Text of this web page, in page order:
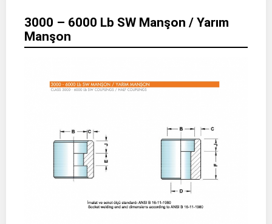
3000 – 6000 Lb SW Manşon / Yarım
Manşon